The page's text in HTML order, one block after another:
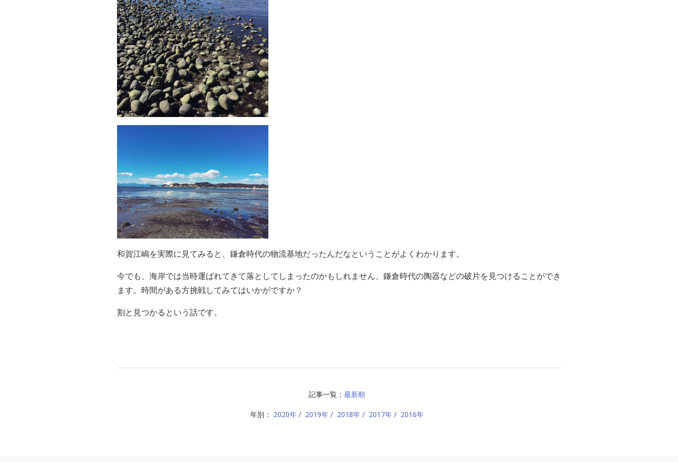
和賀江嶋を実際に見てみると、鎌倉時代の物流基地だったんだなということがよくわかります。
今でも、海岸では当時運ばれてきて落としてしまったのかもしれません、鎌倉時代の陶器などの破片を見つけることができ
ます。時間がある方挑戦してみてはいかがですか？
割と見つかるという話です。
記事一覧： 最新順
年別： 2020年 2019年 2018年 2017年 2016年